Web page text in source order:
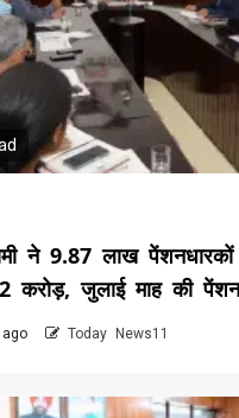
ने 9.87 लाख
करोड़, जुलाई माह की पेंशन
Today News11